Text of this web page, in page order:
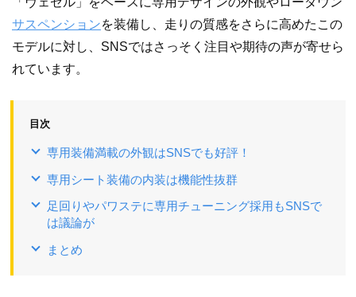
サスペンションを装備し、走りの質感をさらに高めたこの
モデルに対し、SNSではさっそく注目や期待の声が寄せら
れています。
目次
専用装備満載の外観はSNSでも好評！
専用シート装備の内装は機能性抜群
足回りやパワステに専用チューニング採用もSNSで
は議論が
まとめ